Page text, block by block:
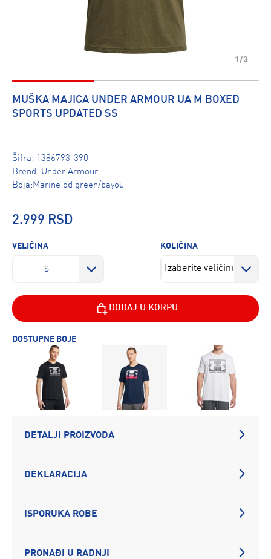
1/3
MUŠKA MAJICA UNDER ARMOUR UA M BOXED
SPORTS UPDATED SS
Šifra: 1386793-390
Brend: Under Armour
Boja:Marine od green/bayou
2.999 RSD
VELIČINA
S
KOLIČINA
DODAJ U KORPU
DOSTUPNE BOJE
DETALJI PROIZVODA
DEKLARACIJA
ISPORUKA ROBE
PRONAĐI U RADNJI